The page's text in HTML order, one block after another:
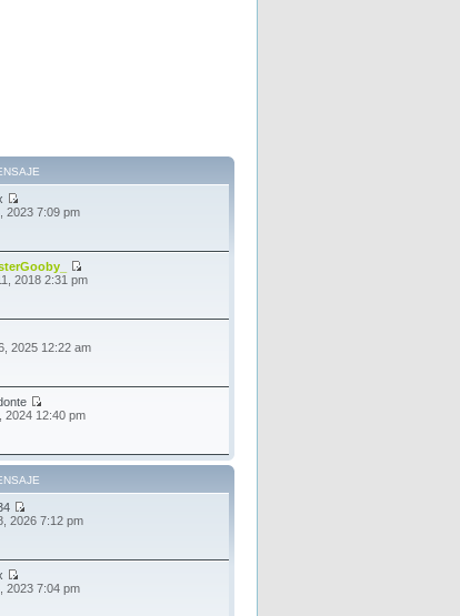
2023 7:09 pm
2018 2:31 pm
2025 12:22 am
2024 12:40 pm
2026 7:12 pm
2023 7:04 pm